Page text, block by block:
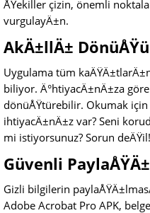
ÅŸekiller çizin, önemli
vurgulayÄ±n.
AkÄ±llÄ±
Uygulama tüm
biliyor. Ä°htiyacÄ±nÄ±za
dönüÅŸtürebilir. Okumak
ihtiyacÄ±nÄ±z var? Seni
mi istiyorsunuz? Sorun deÄŸil!
Güvenli
Gizli bilgilerin
Adobe Acrobat Pro APK,